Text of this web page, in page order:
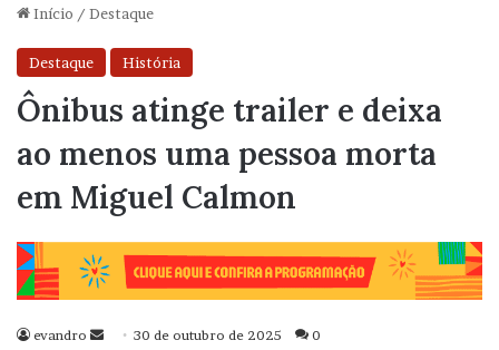
Início / Destaque
Destaque História
Ônibus atinge trailer e deixa
ao menos uma pessoa morta
em Miguel Calmon
evandro
Mande30 de outubro de 2025 0